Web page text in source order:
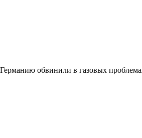
Германию обвинили в газовых